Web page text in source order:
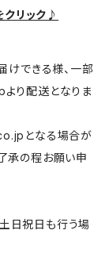
クリック♪
できる様、一部
り配送となりま
となる場合が
承の程お願い申
日祝日も行う場